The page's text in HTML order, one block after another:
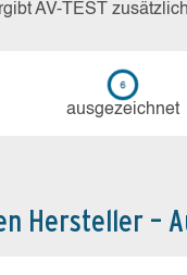
AV-TEST
aus­ge­zeich­net
Hersteller –